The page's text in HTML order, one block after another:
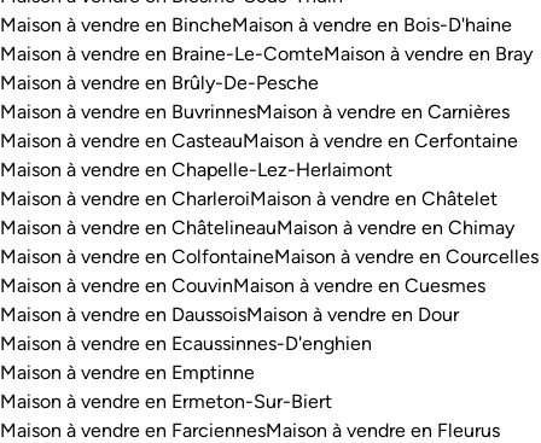
Maison à vendre en BincheMaison à vendre en Bois-D'haine
Maison à vendre en Braine-Le-ComteMaison à vendre en Bray
Maison à vendre en Brûly-De-Pesche
Maison à vendre en BuvrinnesMaison à vendre en Carnières
Maison à vendre en CasteauMaison à vendre en Cerfontaine
Maison à vendre en Chapelle-Lez-Herlaimont
Maison à vendre en CharleroiMaison à vendre en Châtelet
Maison à vendre en ChâtelineauMaison à vendre en Chimay
Maison à vendre en ColfontaineMaison à vendre en Courcelles
Maison à vendre en CouvinMaison à vendre en Cuesmes
Maison à vendre en DaussoisMaison à vendre en Dour
Maison à vendre en Ecaussinnes-D'enghien
Maison à vendre en Emptinne
Maison à vendre en Ermeton-Sur-Biert
Maison à vendre en FarciennesMaison à vendre en Fleurus